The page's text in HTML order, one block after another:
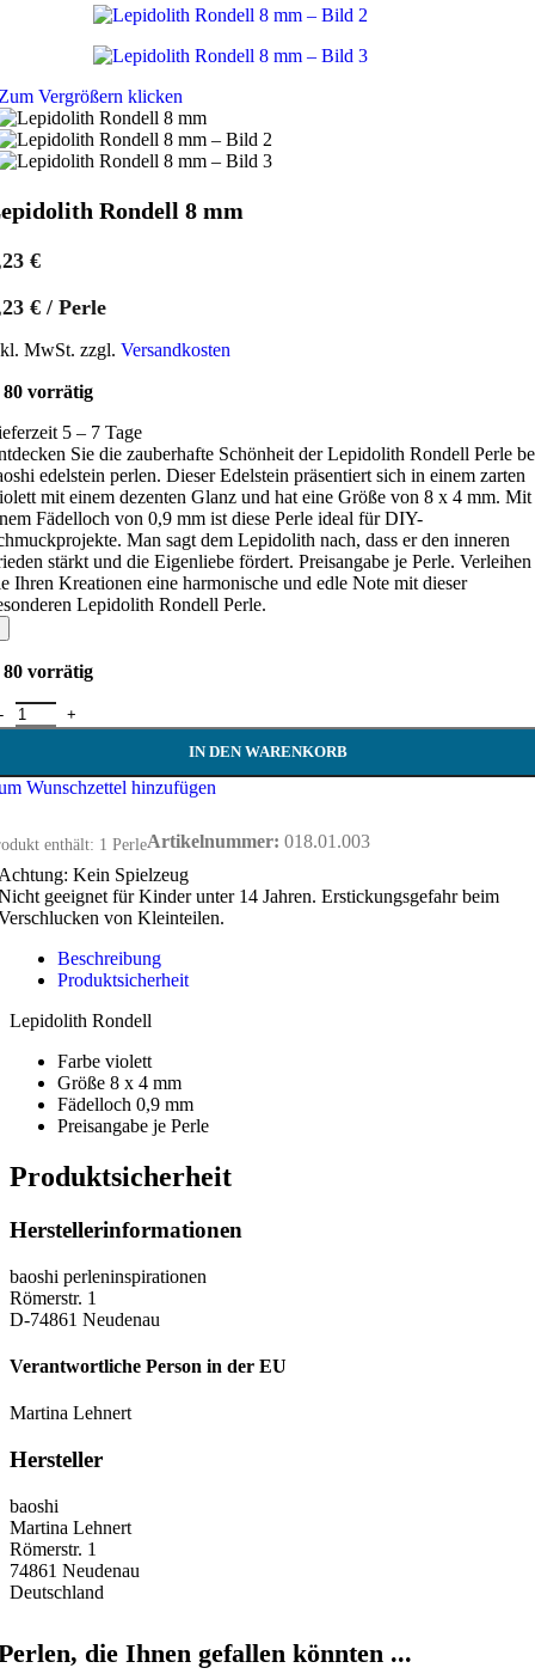
Vergrößern klicken
Rondell 8 mm
€
€ / Perle
MwSt. zzgl. Versandkosten
80 vorrätig
5 – 7 Tage
Sie die zauberhafte Schönheit der Lepidolith Rondell Perle
edelstein perlen. Dieser Edelstein präsentiert sich in einem zarten
mit einem dezenten Glanz und hat eine Größe von 8 x 4 mm. Mit
Fädelloch von 0,9 mm ist diese Perle ideal für DIY-
Man sagt dem Lepidolith nach, dass er den inneren
stärkt und die Eigenliebe fördert. Preisangabe je Perle. Verleihen
Ihren Kreationen eine harmonische und edle Note mit dieser
Lepidolith Rondell Perle.
80 vorrätig
Rondell 8 mm Menge
IN DEN WARENKORB
Wunschzettel hinzufügen
enthält: 1 PerleArtikelnummer: 018.01.003
Kein Spielzeug
geeignet für Kinder unter 14 Jahren. Erstickungsgefahr beim
von Kleinteilen.
Beschreibung
Produktsicherheit
Lepidolith Rondell
Farbe violett
Größe 8 x 4 mm
Fädelloch 0,9 mm
Preisangabe je Perle
Produktsicherheit
Herstellerinformationen
baoshi perleninspirationen
Römerstr. 1
D-74861 Neudenau
Verantwortliche Person in der EU
Martina Lehnert
Hersteller
baoshi
Martina Lehnert
Römerstr. 1
74861 Neudenau
Deutschland
die Ihnen gefallen könnten ...